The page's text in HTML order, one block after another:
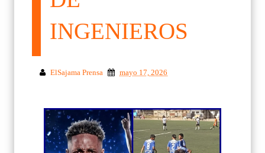
INGENIEROS
ElSajama Prensa mayo 17, 2026